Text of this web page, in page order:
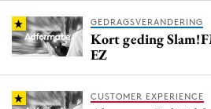
GEDRAGSVERANDERING
Kort geding
EZ
CUSTOMER EXPERIENCE